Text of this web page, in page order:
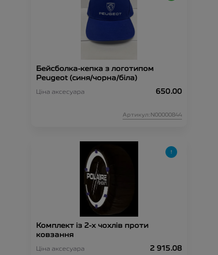
Бейсболка-кепка з логотипом
Peugeot (синя/чорна/біла)
Ціна аксесуара 650.00
Артикул:N00000844
Комплект із 2-х чохлів проти
ковзання
Ціна аксесуара 2 915.08